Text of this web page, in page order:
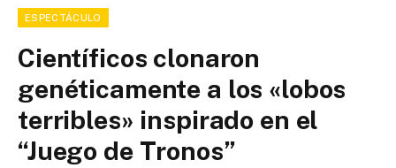
ESPECTÁCULO
Científicos clonaron
genéticamente a los «lobos
terribles» inspirado en el
“Juego de Tronos”